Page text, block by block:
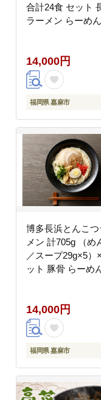
合計24食 セット
ラーメン らーめ
豚骨スープ 保存食
食 インスタントラ
ン
14,000円
福岡県 嘉麻市
博多長浜とんこつ
メン 計705g （め
／スープ29g×5）
ット 豚骨 らーめ
14,000円
福岡県 嘉麻市